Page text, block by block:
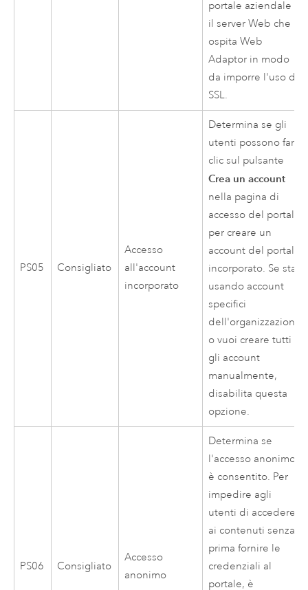
portale aziendale e
il server Web che
ospita Web
Adaptor in modo
da imporre l'uso di
SSL.
PS05 Consigliato
Accesso
all'account
incorporato
Determina se gli
utenti possono fare
clic sul pulsante
Crea un account
nella pagina di
accesso del portale
per creare un
account del portale
incorporato. Se stai
usando account
specifici
dell'organizzazione
o vuoi creare tutti
gli account
manualmente,
disabilita questa
opzione.
PS06 Consigliato
Accesso
anonimo
Determina se
l'accesso anonimo
è consentito. Per
impedire agli
utenti di accedere
ai contenuti senza
prima fornire le
credenziali al
portale, è